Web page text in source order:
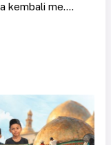
kembali me....